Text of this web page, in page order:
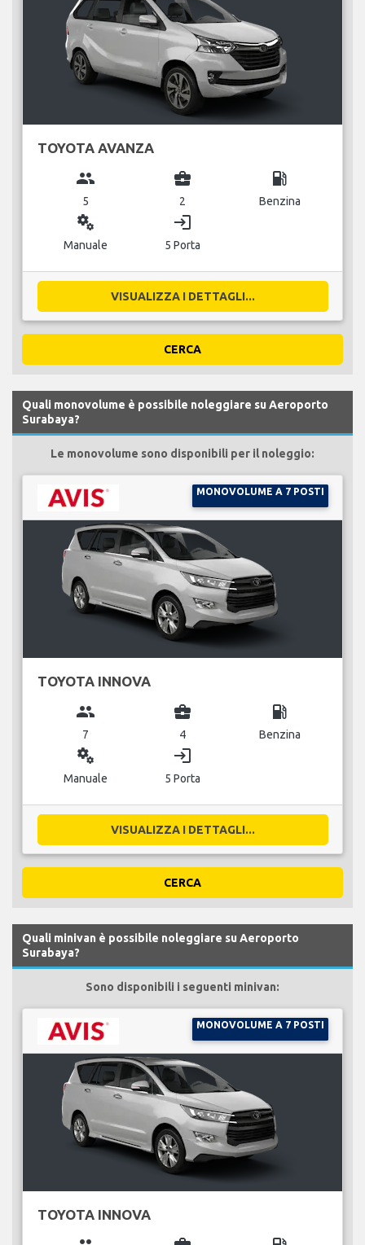
TOYOTA AVANZA
group
5
business_center
2
local_gas_station
Benzina
miscellaneous_services
Manuale
login
5 Porta
VISUALIZZA I DETTAGLI...
CERCA
Quali monovolume è possibile noleggiare su Aeroporto
Surabaya?
Le monovolume sono disponibili per il noleggio:
MONOVOLUME A 7 POSTI
TOYOTA INNOVA
group
7
business_center
4
local_gas_station
Benzina
miscellaneous_services
Manuale
login
5 Porta
VISUALIZZA I DETTAGLI...
CERCA
Quali minivan è possibile noleggiare su Aeroporto
Surabaya?
Sono disponibili i seguenti minivan:
MONOVOLUME A 7 POSTI
TOYOTA INNOVA